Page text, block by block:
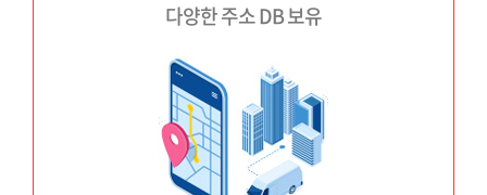
다양한 주소 DB 보유